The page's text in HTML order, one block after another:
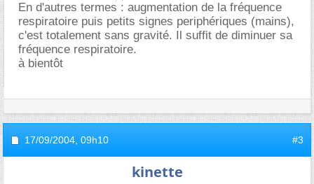
En d'autres termes : augmentation de la fréquence
respiratoire puis petits signes periphériques (mains),
c'est totalement sans gravité. Il suffit de diminuer sa
fréquence respiratoire.
à bientôt
17/09/2004, 09h10 #3
kinette